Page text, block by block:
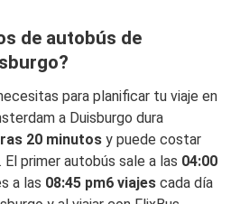
de autobús de
para planificar tu viaje en
a Duisburgo dura
20 minutos y puede costar
. El primer autobús sale a las 04:00
a las 08:45 pm6 viajes cada día